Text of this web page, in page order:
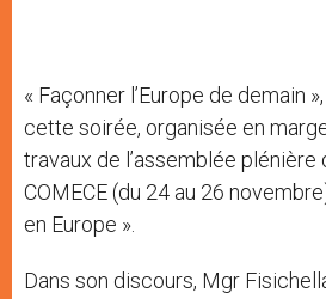
« Façonner l’Europe de demain
cette soirée, organisée en
travaux de l’assemblée plénière
COMECE (du 24 au 26
en Europe ».
Dans son discours, Mgr